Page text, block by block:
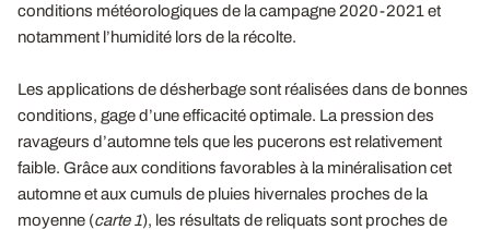
conditions météorologiques de la campagne 2020-2021 et
notamment l’humidité lors de la récolte.
Les applications de désherbage sont réalisées dans de bonnes
conditions, gage d’une efficacité optimale. La pression des
ravageurs d’automne tels que les pucerons est relativement
faible. Grâce aux conditions favorables à la minéralisation cet
automne et aux cumuls de pluies hivernales proches de la
moyenne (carte 1), les résultats de reliquats sont proches de